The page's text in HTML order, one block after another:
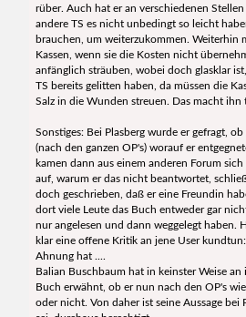
rüber. Auch hat er an verschiedenen
andere TS es nicht unbedingt so leicht
brauchen, um weiterzukommen. Weiterhin
Kassen, wenn sie die Kosten nicht
anfänglich sträuben, wobei doch glasklar
TS bereits gelitten haben, da müssen die
Salz in die Wunden streuen. Das macht ihn
Sonstiges: Bei Plasberg wurde er gefragt,
(nach den ganzen OP's) worauf er
kamen dann aus einem anderen Forum
auf, warum er das nicht beantwortet,
doch geschrieben, daß er eine Freundin
dort viele Leute das Buch entweder gar
nur angelesen und dann weggelegt haben.
klar eine offene Kritik an jene User
Ahnung hat ....
Balian Buschbaum hat in keinster Weise an
Buch erwähnt, ob er nun nach den OP's
oder nicht. Von daher ist seine Aussage bei